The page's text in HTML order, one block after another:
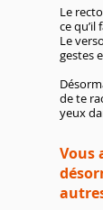
Le
ce qu’il
Le
gestes
de te
yeux
Vous